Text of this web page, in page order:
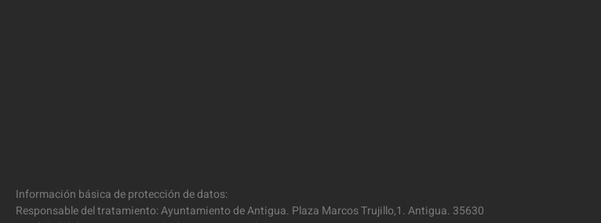
Información básica de protección de datos:
Responsable del tratamiento: Ayuntamiento de Antigua. Plaza Marcos Trujillo,1. Antigua. 35630